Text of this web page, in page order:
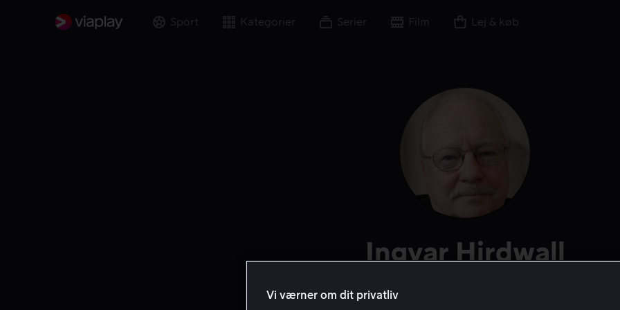
Sport Kategorier Serier Film Lej & køb
Ingvar Hirdwall
Vi værner om dit privatliv